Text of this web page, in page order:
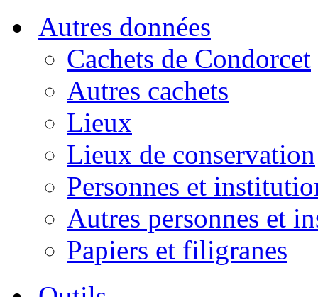
Autres données
Cachets de Condorcet
Autres cachets
Lieux
Lieux de conservation
Personnes et
Autres personnes et
Papiers et filigranes